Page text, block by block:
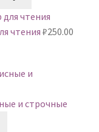
чтения₽250.00
и строчные